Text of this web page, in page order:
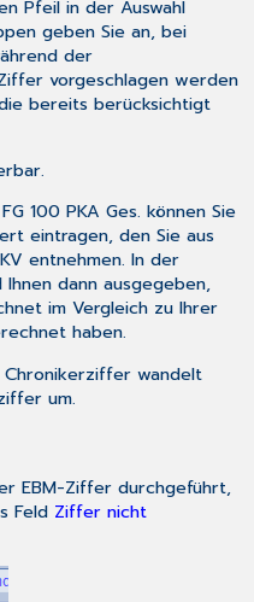
Pfeil in der Auswahl
geben Sie an, bei
der
vorgeschlagen werden
bereits berücksichtigt
FG 100 PKA Ges. können Sie
eintragen, den Sie aus
entnehmen. In der
dann ausgegeben,
im Vergleich zu Ihrer
haben.
Chronikerzifferwandelt
um.
EBM-Ziffer durchgeführt,
Feld Ziffer nicht